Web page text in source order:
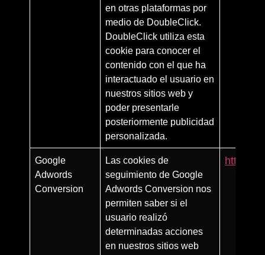
en otras plataformas por
medio de DoubleClick.
DoubleClick utiliza esta
cookie para conocer el
contenido con el que ha
interactuado el usuario en
nuestros sitios web y
poder presentarle
posteriormente publicidad
personalizada.
Google
Adwords
Conversion
Las cookies de
seguimiento de Google
Adwords Conversion nos
permiten saber si el
usuario realizó
determinadas acciones
en nuestros sitios web
https://